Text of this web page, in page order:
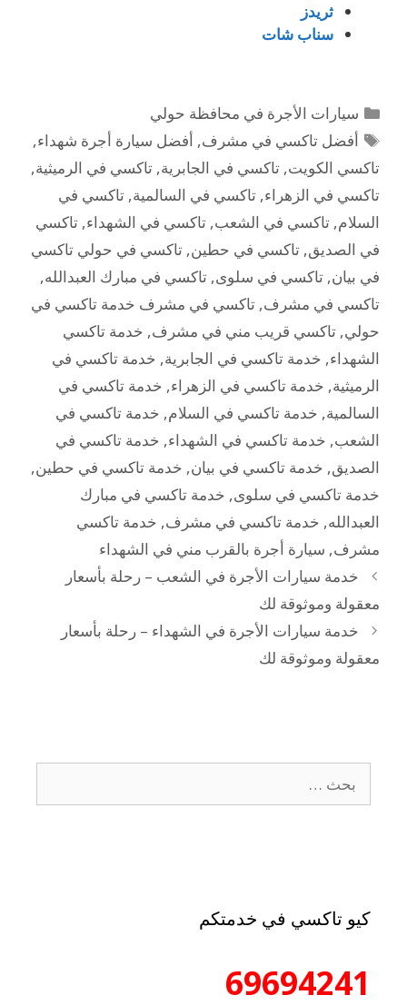
ثريدز
سناب شات
سيارات الأجرة في محافظة حولي
أفضل تاكسي في مشرف, أفضل سيارة أجرة شهداء,
تاكسي الكويت, تاكسي في الجابرية, تاكسي في الرميثية,
تاكسي في الزهراء, تاكسي في السالمية, تاكسي في
السلام, تاكسي في الشعب, تاكسي في الشهداء, تاكسي
في الصديق, تاكسي في حطين, تاكسي في حولي تاكسي
في بيان, تاكسي في سلوى, تاكسي في مبارك العبدالله,
تاكسي في مشرف, تاكسي في مشرف خدمة تاكسي في
حولي, تاكسي قريب مني في مشرف, خدمة تاكسي
الشهداء, خدمة تاكسي في الجابرية, خدمة تاكسي في
الرميثية, خدمة تاكسي في الزهراء, خدمة تاكسي في
السالمية, خدمة تاكسي في السلام, خدمة تاكسي في
الشعب, خدمة تاكسي في الشهداء, خدمة تاكسي في
الصديق, خدمة تاكسي في بيان, خدمة تاكسي في حطين,
خدمة تاكسي في سلوى, خدمة تاكسي في مبارك
العبدالله, خدمة تاكسي في مشرف, خدمة تاكسي
مشرف, سيارة أجرة بالقرب مني في الشهداء
خدمة سيارات الأجرة في الشعب – رحلة بأسعار
معقولة وموثوقة لك
خدمة سيارات الأجرة في الشهداء – رحلة بأسعار
معقولة وموثوقة لك
كيو تاكسي في خدمتكم
69694241